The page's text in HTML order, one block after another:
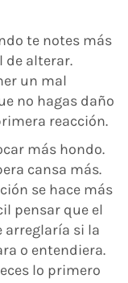
te notes más
de alterar.
un mal
no hagas daño
reacción.
más hondo.
cansa más.
se hace más
pensar que el
arreglaría si la
o entendiera.
lo primero